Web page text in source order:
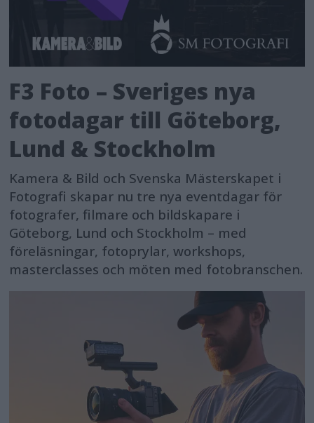
F3 Foto – Sveriges nya
fotodagar till Göteborg,
Lund & Stockholm
Kamera & Bild och Svenska Mästerskapet i
Fotografi skapar nu tre nya eventdagar för
fotografer, filmare och bildskapare i
Göteborg, Lund och Stockholm – med
föreläsningar, fotoprylar, workshops,
masterclasses och möten med fotobranschen.